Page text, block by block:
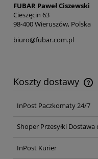
FUBAR Paweł Ciszewski
Cieszęcin 63
98-400 Wieruszów, Polska
biuro@fubar.com.pl
Koszty dostawy
Cena nie zawiera
InPost Paczkomaty 24/7
Shoper Przesyłki
InPost Kurier